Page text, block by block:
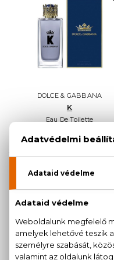
DOLCE & GABBANA
K
Eau De Toilette
18.410 Ft -tól
AKCIÓ